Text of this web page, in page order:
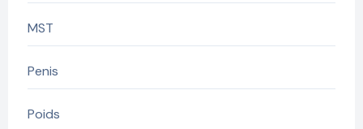
MST
Penis
Poids